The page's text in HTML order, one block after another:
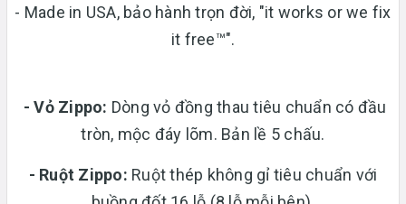
- Made in USA, bảo hành trọn đời, "it works or we fix
it free™".
- Vỏ Zippo: Dòng vỏ đồng thau tiêu chuẩn có đầu
tròn, mộc đáy lõm. Bản lề 5 chấu.
- Ruột Zippo: Ruột thép không gỉ tiêu chuẩn với